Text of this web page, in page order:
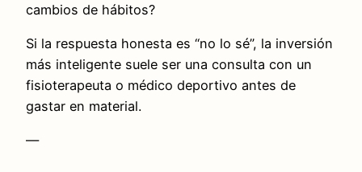
cambios de hábitos?
Si la respuesta honesta es “no lo sé”, la inversión
más inteligente suele ser una consulta con un
fisioterapeuta o médico deportivo antes de
gastar en material.
—